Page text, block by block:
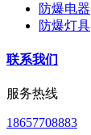
防爆电器
防爆灯具
联系我们
服务热线
18657708883